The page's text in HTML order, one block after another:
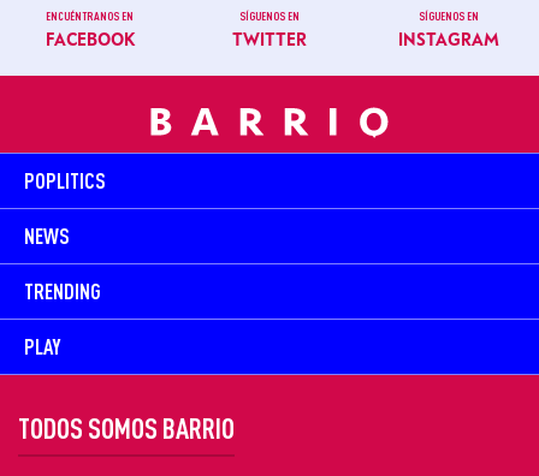
ENCUÉNTRANOS EN
FACEBOOK
SÍGUENOS EN
TWITTER
SÍGUENOS EN
INSTAGRAM
POPLITICS
NEWS
TRENDING
PLAY
TODOS SOMOS BARRIO